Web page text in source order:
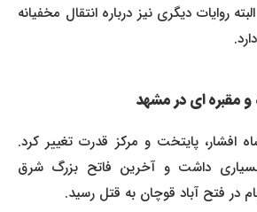
روایات دیگری نیز درباره انتقال مخفیانه
مقبره ای در مشهد
افشار، پایتخت و مرکز قدرت تغییر کرد.
داشت و آخرین فاتح بزرگ شرق
فتح آباد قوچان به قتل رسید.